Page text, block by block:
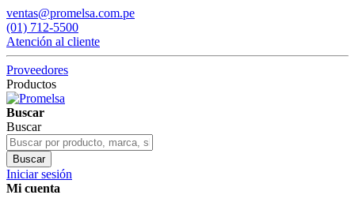
ventas@promelsa.com.pe
(01) 712-5500
Atención al cliente
Proveedores
Productos
Buscar
Buscar
Buscar
Iniciar sesión
Mi cuenta